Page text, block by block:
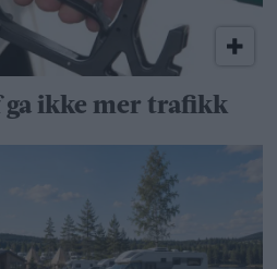
ikke mer trafikk